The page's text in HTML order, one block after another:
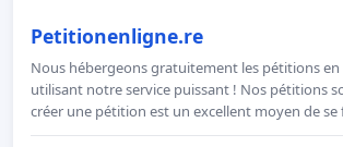
Petitionenligne.re
Nous hébergeons gratuitement les pétitions
utilisant notre service puissant ! Nos pétitions
créer une pétition est un excellent moyen de